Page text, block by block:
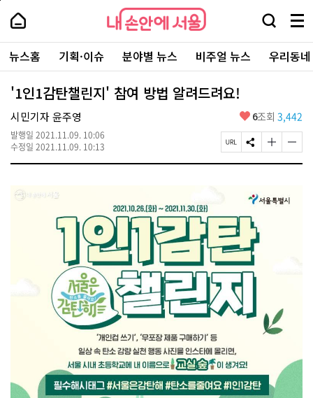
본
로
가
내
손
안
에
서
울
-
서
울
시
대
표
소
털
내
손
에
울
검
창
열
기
메
뉴
전
체
보
주
요
서
뉴스홈 기획·이슈 분야별 뉴스 비주얼 뉴스 우리동
'1인1감탄챌린지' 참여 방법 알려드려요!
시민기자 윤주영
발행일 2021.11.09. 10:06
수정일 2021.11.09. 10:13
좋
요
6조회 3,442
페
이
복
사
S
N
유
하
기
글
자
크
게
글
자
페
상
단
로